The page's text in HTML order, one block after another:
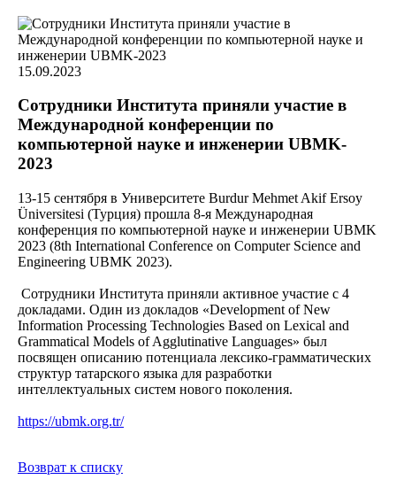
15.09.2023
Сотрудники Института приняли участие в
Международной конференции по
компьютерной науке и инженерии UBMK-
2023
13-15 сентября в Университете Burdur Mehmet Akif Ersoy
Üniversitesi (Турция) прошла 8-я Международная
конференция по компьютерной науке и инженерии UBMK
2023 (8th International Conference on Computer Science and
Engineering UBMK 2023).
Сотрудники Института приняли активное участие с 4
докладами. Один из докладов «Development of New
Information Processing Technologies Based on Lexical and
Grammatical Models of Agglutinative Languages» был
посвящен описанию потенциала лексико-грамматических
структур татарского языка для разработки
интеллектуальных систем нового поколения.
https://ubmk.org.tr/
Возврат к списку